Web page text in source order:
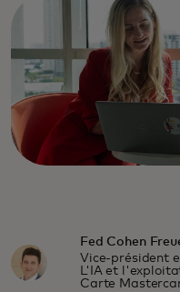
Fed Cohen
Vice-président
L'IA et
Carte